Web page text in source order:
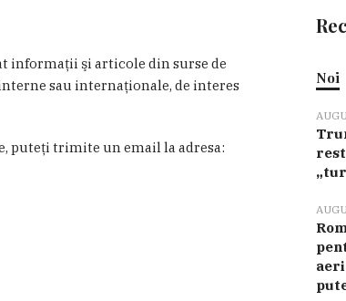
informaţii şi articole din surse de
sau internaţionale, de interes
puteţi trimite un email la adresa:
Noi